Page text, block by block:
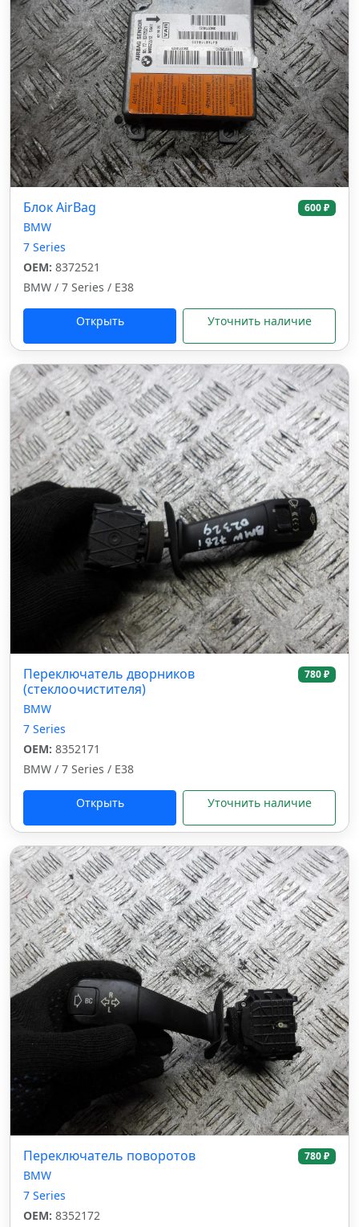
Блок AirBag 600 ₽
BMW
7 Series
OEM: 8372521
BMW / 7 Series / E38
Открыть Уточнить наличие
Переключатель дворников
(стеклоочистителя)
780 ₽
BMW
7 Series
OEM: 8352171
BMW / 7 Series / E38
Открыть Уточнить наличие
Переключатель поворотов 780 ₽
BMW
7 Series
OEM: 8352172